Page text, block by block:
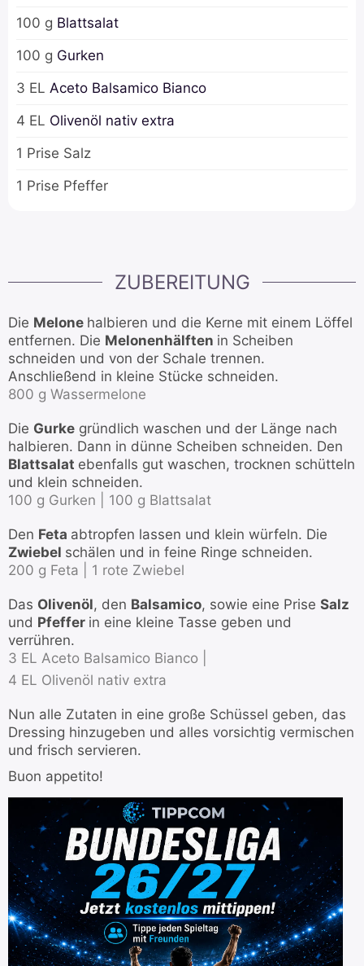
100 g Blattsalat
100 g Gurken
3 EL Aceto Balsamico Bianco
4 EL Olivenöl nativ extra
1 Prise Salz
1 Prise Pfeffer
ZUBEREITUNG
Die Melone halbieren und die Kerne mit einem Löffel
entfernen. Die Melonenhälften in Scheiben
schneiden und von der Schale trennen.
Anschließend in kleine Stücke schneiden.
800 g Wassermelone
Die Gurke gründlich waschen und der Länge nach
halbieren. Dann in dünne Scheiben schneiden. Den
Blattsalat ebenfalls gut waschen, trocknen schütteln
und klein schneiden.
100 g Gurken |
100 g Blattsalat
Den Feta abtropfen lassen und klein würfeln. Die
Zwiebel schälen und in feine Ringe schneiden.
200 g Feta |
1 rote Zwiebel
Das Olivenöl, den Balsamico, sowie eine Prise Salz
und Pfeffer in eine kleine Tasse geben und
verrühren.
3 EL Aceto Balsamico Bianco |
4 EL Olivenöl nativ extra
Nun alle Zutaten in eine große Schüssel geben, das
Dressing hinzugeben und alles vorsichtig vermischen
und frisch servieren.
Buon appetito!